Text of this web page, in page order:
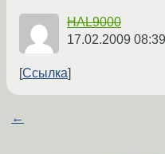
HAL9000
17.02.2009
Ссылка
←